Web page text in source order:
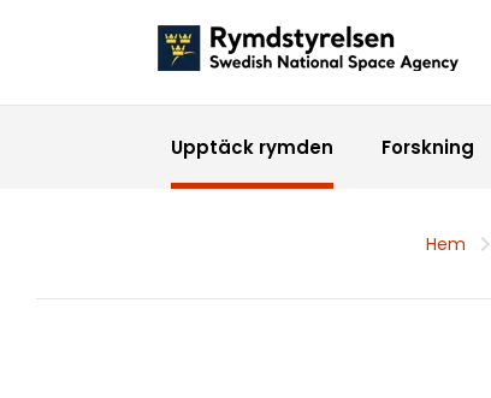
Upptäck rymden Forskning
Hem